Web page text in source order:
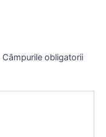
Câmpurile obligatorii